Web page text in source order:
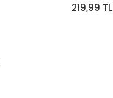
219,99 TL